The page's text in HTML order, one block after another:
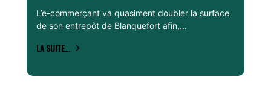
L’e-commerçant va quasiment doubler la surface
de son entrepôt de Blanquefort afin,...
LA SUITE...